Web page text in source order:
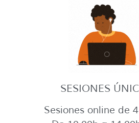
SESIONES
Sesiones online de